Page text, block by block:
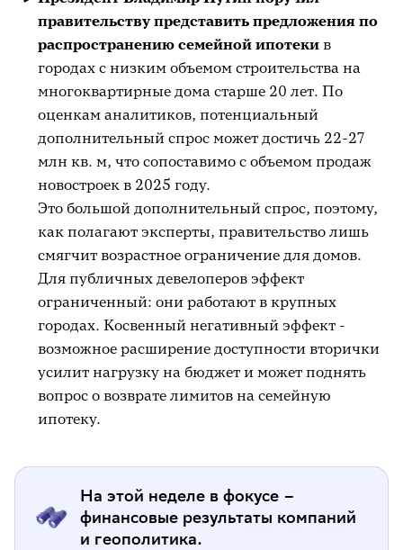
правительству представить предложения по
распространению семейной ипотеки в
городах с низким объемом строительства на
многоквартирные дома старше 20 лет. По
оценкам аналитиков, потенциальный
дополнительный спрос может достичь 22-27
млн кв. м, что сопоставимо с объемом продаж
новостроек в 2025 году.
Это большой дополнительный спрос, поэтому,
как полагают эксперты, правительство лишь
смягчит возрастное ограничение для домов.
Для публичных девелоперов эффект
ограниченный: они работают в крупных
городах. Косвенный негативный эффект -
возможное расширение доступности вторички
усилит нагрузку на бюджет и может поднять
вопрос о возврате лимитов на семейную
ипотеку.
На этой неделе в фокусе –
финансовые результаты компаний
и геополитика.